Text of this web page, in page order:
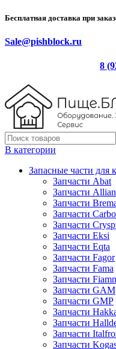
Бесплатная доставка при
Sale@pishblock.ru
8
В категории
Запасные части для
Запчасти Abat
Запчасти
Запчасти
Запчасти
Запчасти
Запчасти Eksi
Запчасти Eqta
Запчасти Fagor
Запчасти Fama
Запчасти
Запчасти GAM
Запчасти GMP
Запчасти
Запчасти
Запчасти
Запчасти